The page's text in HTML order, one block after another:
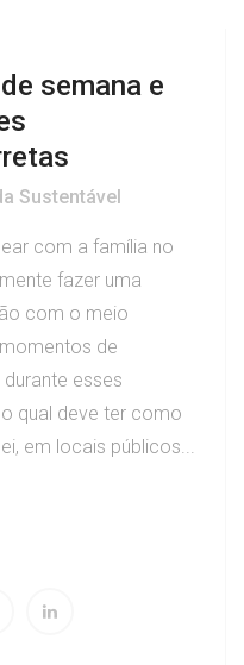
semana e
Sustentável
com a família no
fazer uma
com o meio
de
esses
qual deve ter como
em locais públicos...